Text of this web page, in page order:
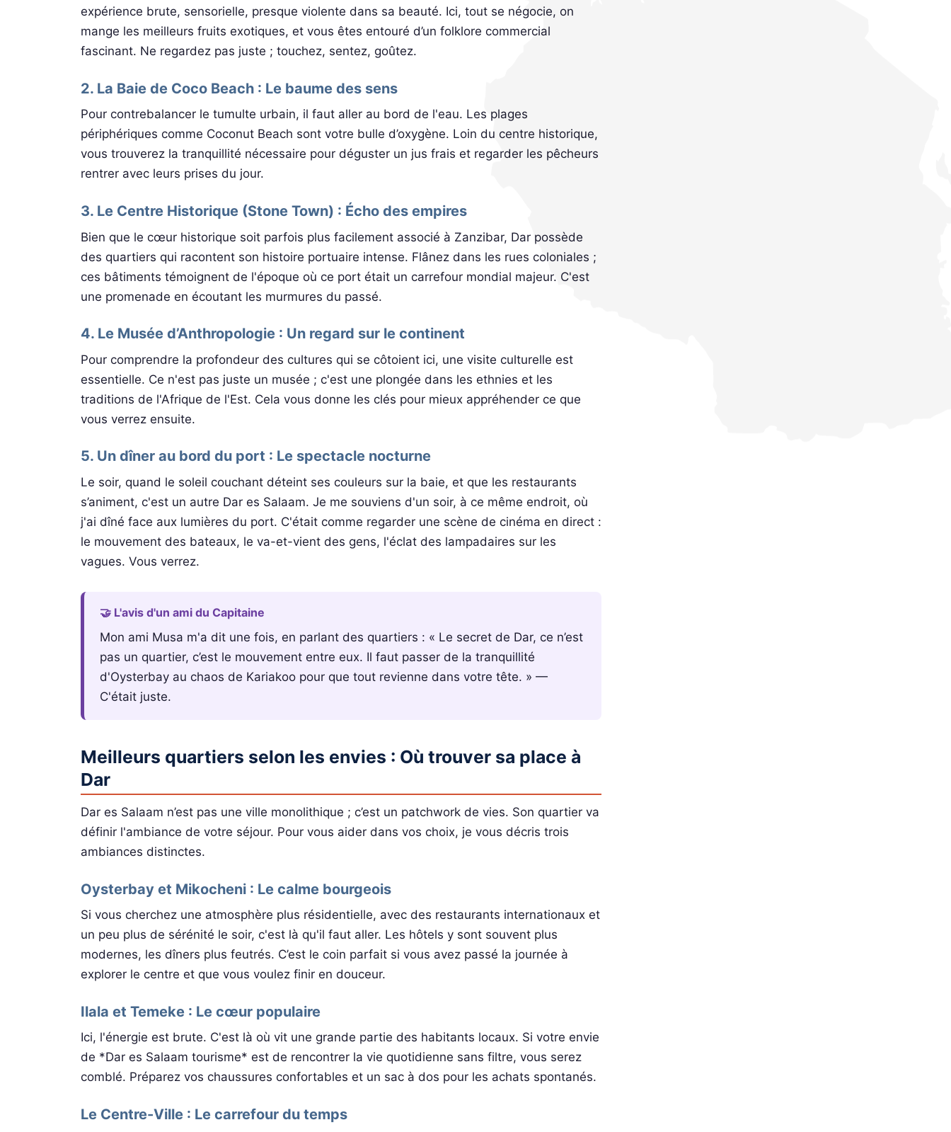
expérience brute, sensorielle, presque violente dans sa beauté. Ici, tout se négocie, on
mange les meilleurs fruits exotiques, et vous êtes entouré d’un folklore commercial
fascinant. Ne regardez pas juste ; touchez, sentez, goûtez.
2. La Baie de Coco Beach : Le baume des sens
Pour contrebalancer le tumulte urbain, il faut aller au bord de l'eau. Les plages
périphériques comme Coconut Beach sont votre bulle d’oxygène. Loin du centre historique,
vous trouverez la tranquillité nécessaire pour déguster un jus frais et regarder les pêcheurs
rentrer avec leurs prises du jour.
3. Le Centre Historique (Stone Town) : Écho des empires
Bien que le cœur historique soit parfois plus facilement associé à Zanzibar, Dar possède
des quartiers qui racontent son histoire portuaire intense. Flânez dans les rues coloniales ;
ces bâtiments témoignent de l'époque où ce port était un carrefour mondial majeur. C'est
une promenade en écoutant les murmures du passé.
4. Le Musée d’Anthropologie : Un regard sur le continent
Pour comprendre la profondeur des cultures qui se côtoient ici, une visite culturelle est
essentielle. Ce n'est pas juste un musée ; c'est une plongée dans les ethnies et les
traditions de l'Afrique de l'Est. Cela vous donne les clés pour mieux appréhender ce que
vous verrez ensuite.
5. Un dîner au bord du port : Le spectacle nocturne
Le soir, quand le soleil couchant déteint ses couleurs sur la baie, et que les restaurants
s’animent, c'est un autre Dar es Salaam. Je me souviens d'un soir, à ce même endroit, où
j'ai dîné face aux lumières du port. C'était comme regarder une scène de cinéma en direct :
le mouvement des bateaux, le va-et-vient des gens, l'éclat des lampadaires sur les
vagues. Vous verrez.
🤝 L'avis d'un ami du Capitaine
Mon ami Musa m'a dit une fois, en parlant des quartiers : « Le secret de Dar, ce n’est
pas un quartier, c’est le mouvement entre eux. Il faut passer de la tranquillité
d'Oysterbay au chaos de Kariakoo pour que tout revienne dans votre tête. » —
C'était juste.
Meilleurs quartiers selon les envies : Où trouver sa place à
Dar
Dar es Salaam n’est pas une ville monolithique ; c’est un patchwork de vies. Son quartier va
définir l'ambiance de votre séjour. Pour vous aider dans vos choix, je vous décris trois
ambiances distinctes.
Oysterbay et Mikocheni : Le calme bourgeois
Si vous cherchez une atmosphère plus résidentielle, avec des restaurants internationaux et
un peu plus de sérénité le soir, c'est là qu'il faut aller. Les hôtels y sont souvent plus
modernes, les dîners plus feutrés. C’est le coin parfait si vous avez passé la journée à
explorer le centre et que vous voulez finir en douceur.
Ilala et Temeke : Le cœur populaire
Ici, l'énergie est brute. C'est là où vit une grande partie des habitants locaux. Si votre envie
de *Dar es Salaam tourisme* est de rencontrer la vie quotidienne sans filtre, vous serez
comblé. Préparez vos chaussures confortables et un sac à dos pour les achats spontanés.
Le Centre-Ville : Le carrefour du temps